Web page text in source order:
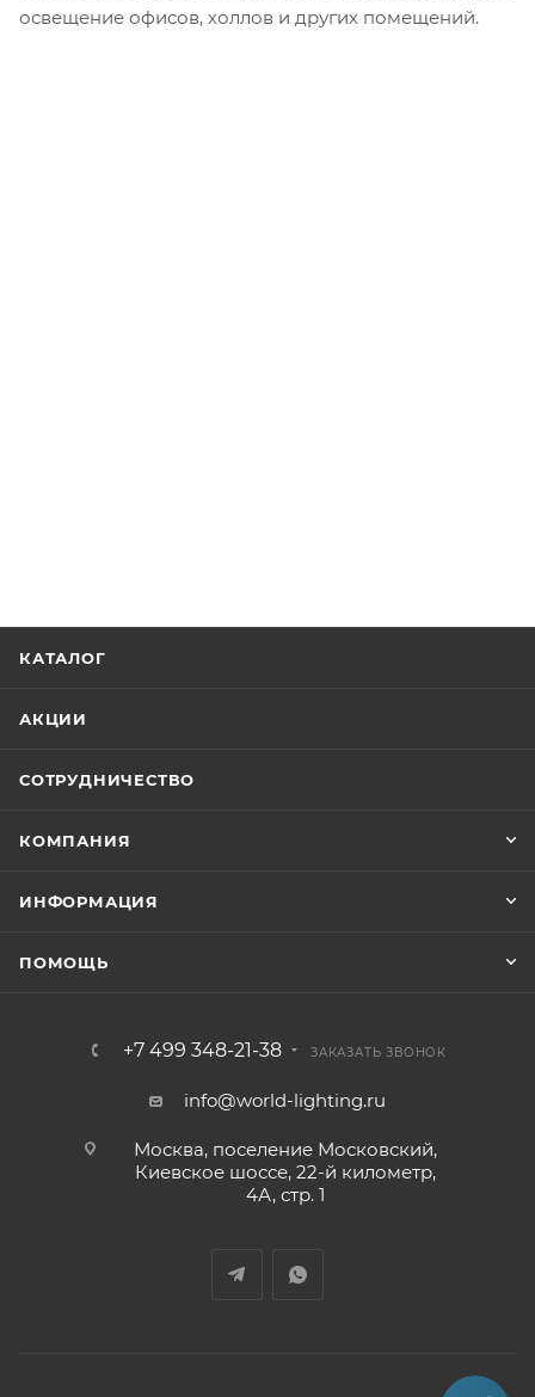
освещение офисов, холлов и других помещений.
КАТАЛОГ
АКЦИИ
СОТРУДНИЧЕСТВО
КОМПАНИЯ
ИНФОРМАЦИЯ
ПОМОЩЬ
+7 499 348-21-38 ЗАКАЗАТЬ ЗВОНОК
info@world-lighting.ru
Москва, поселение Московский,
Киевское шоссе, 22-й километр,
4А, стр. 1